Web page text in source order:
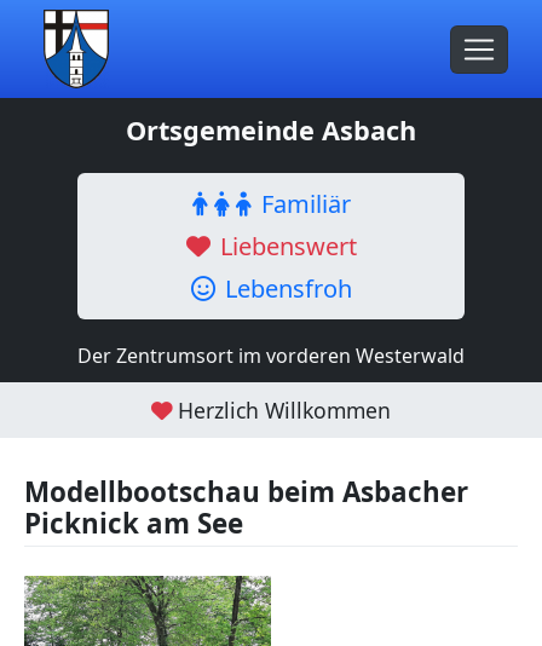
Ortsgemeinde Asbach
Familiär
Liebenswert
Lebensfroh
Der Zentrumsort im vorderen Westerwald
Herzlich Willkommen
Modellbootschau beim Asbacher
Picknick am See